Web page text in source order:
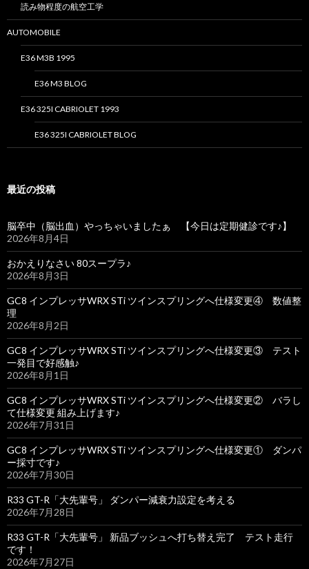
読み物程度の航空工学
AUTOMOBILE
E36 M3B 1995
E36 M3 BLOG
E36 325I CABRIOLET 1993
E36 325I CABRIOLET BLOG
最近の投稿
脳卒中（脳出血）やっちゃいましたぁ 【今日は定期健診です♪】
2026年8月4日
おかえりなさい 80スープラ♪
2026年8月3日
GC8 インプレッサWRX STi ツインスプリングへ仕様変更④ 数値整
理
2026年8月2日
GC8 インプレッサWRX STi ツインスプリングへ仕様変更③ テスト
一発目で好感触♪
2026年8月1日
GC8 インプレッサWRX STi ツインスプリングへ仕様変更② バラし
て仕様変更 組み上げます♪
2026年7月31日
GC8 インプレッサWRX STi ツインスプリングへ仕様変更① ダンパ
ー採寸です♪
2026年7月30日
R33 GT-R「大先輩号」 ダンパー減衰力設定を考える
2026年7月28日
R33 GT-R「大先輩号」 新品ブッシュへ打ち替え完了 テスト走行
です！
2026年7月27日